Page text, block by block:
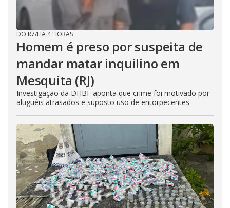
DO R7/HÁ 4 HORAS
Homem é preso por suspeita de
mandar matar inquilino em
Mesquita (RJ)
Investigação da DHBF aponta que crime foi motivado por
aluguéis atrasados e suposto uso de entorpecentes